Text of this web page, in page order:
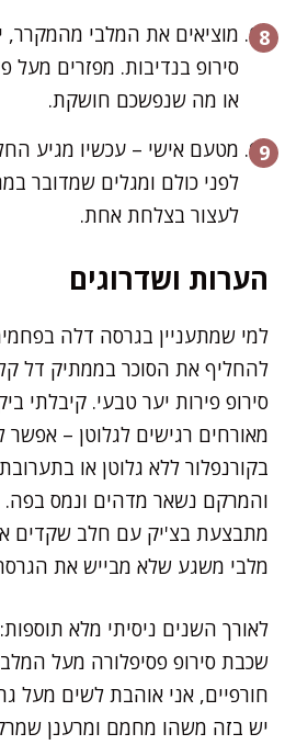
מוציאים את המלבי מהמקרר,
סירופ בנדיבות. מפזרים מעל
או מה שנפשכם חושקת.
מטעם אישי – עכשיו מגיע
לפני כולם ומגלים שמדובר
לעצור בצלחת אחת.
הערות ושדרוגים
למי שמתעניין בגרסה דלה
להחליף את הסוכר בממתיק דל
סירופ פירות יער טבעי. קיבלתי
מאורחים רגישים לגלוטן –
בקורנפלור ללא גלוטן או
והמרקם נשאר מדהים ונמס
מתבצעת בצ'יק עם חלב שקדים או
מלבי משגע שלא מבייש את
לאורך השנים ניסיתי מלא
שכבת סירופ פסיפלורה מעל
חורפיים, אני אוהבת לשים מעל
יש בזה משהו מחמם ומרענן